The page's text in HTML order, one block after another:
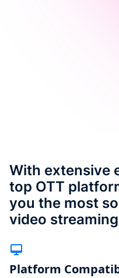
With extensive
top OTT
you the most
video
Platform